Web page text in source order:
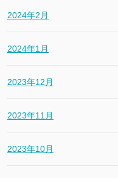
2024年2月
2024年1月
2023年12月
2023年11月
2023年10月